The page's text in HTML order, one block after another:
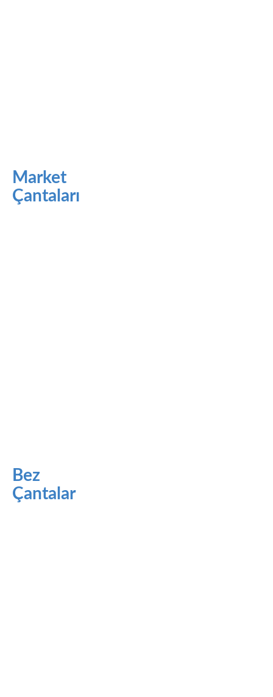
Market
Çantaları
Bez
Çantalar